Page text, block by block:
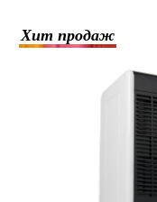
Хит продаж